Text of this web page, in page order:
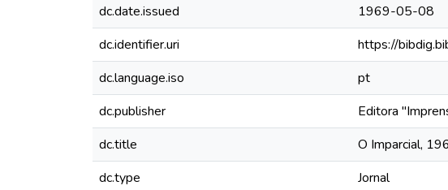
dc.date.issued
1969-05-08
dc.identifier.uri
https://
dc.language.iso
pt
dc.publisher
Editora
dc.title
O Imparcial,
dc.type
Jornal